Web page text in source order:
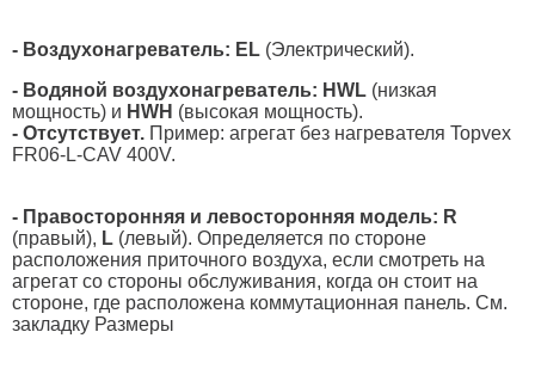
- Воздухонагреватель: EL (Электрический).
- Водяной воздухонагреватель: HWL (низкая
мощность) и HWH (высокая мощность).
- Отсутствует. Пример: агрегат без нагревателя Topvex
FR06-L-CAV 400V.
- Правосторонняя и левосторонняя модель: R
(правый), L (левый). Определяется по стороне
расположения приточного воздуха, если смотреть на
агрегат со стороны обслуживания, когда он стоит на
стороне, где расположена коммутационная панель. См.
закладку Размеры